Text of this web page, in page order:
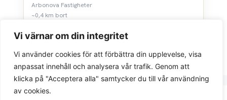
Vi värnar om din integritet
Vi använder cookies för att förbättra din upplevelse, visa
anpassat innehåll och analysera vår trafik. Genom att
klicka på "Acceptera alla" samtycker du till vår användning
av cookies.
Arbonova Fastigheter
~0,4 km bort